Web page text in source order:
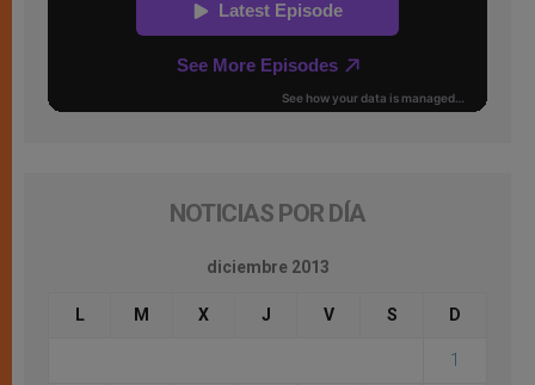
NOTICIAS POR DÍA
diciembre 2013
L M X J V S D
1